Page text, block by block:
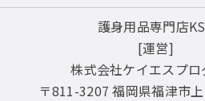
護身用品専門店
[運営]
株式会社ケイエスプロ
〒811-3207 福岡県福津市